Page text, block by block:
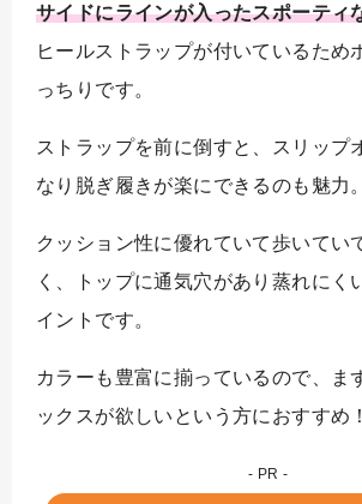
サイドにラインが入ったスポーティ
ヒールストラップが付いているため
っちりです。
ストラップを前に倒すと、スリップ
なり脱ぎ履きが楽にできるのも魅力。
クッション性に優れていて歩いてい
く、トップに通気穴があり蒸れにく
イントです。
カラーも豊富に揃っているので、
ま
ックスが欲しいという方におすすめ！